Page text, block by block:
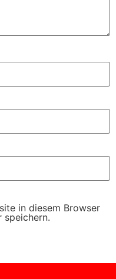
in diesem Browser
speichern.